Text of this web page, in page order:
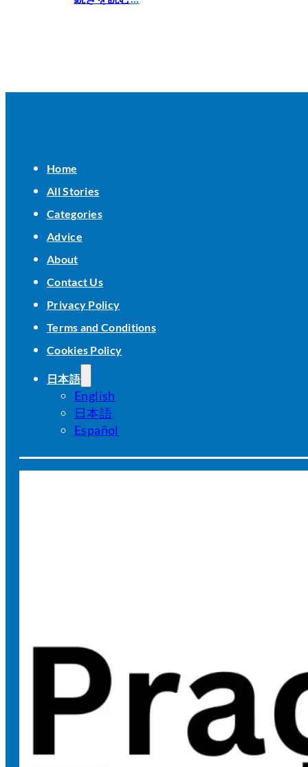
Home
All Stories
Categories
Advice
About
Contact Us
Privacy Policy
Terms and Conditions
Cookies Policy
日本語
English
日本語
Español